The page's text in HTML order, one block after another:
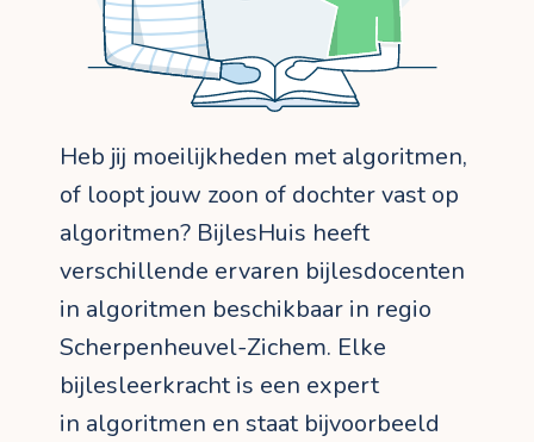
Heb jij moeilijkheden met algoritmen,
of loopt jouw zoon of dochter vast op
algoritmen? BijlesHuis heeft
verschillende ervaren bijlesdocenten
in algoritmen beschikbaar in regio
Scherpenheuvel-Zichem. Elke
bijlesleerkracht is een expert
in algoritmen en staat bijvoorbeeld